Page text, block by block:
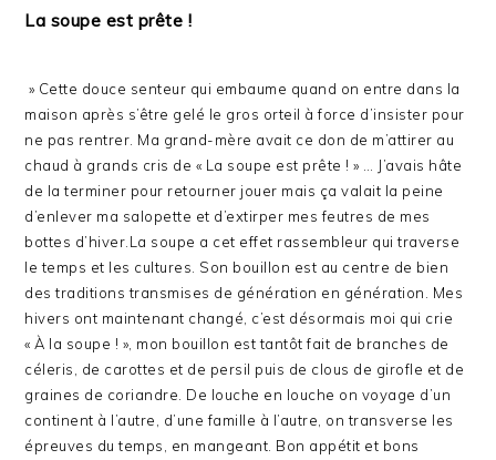
La soupe est prête !
» Cette douce senteur qui embaume quand on entre dans la
maison après s’être gelé le gros orteil à force d’insister pour
ne pas rentrer. Ma grand-mère avait ce don de m’attirer au
chaud à grands cris de « La soupe est prête ! » … J’avais hâte
de la terminer pour retourner jouer mais ça valait la peine
d’enlever ma salopette et d’extirper mes feutres de mes
bottes d’hiver. La soupe a cet effet rassembleur qui traverse
le temps et les cultures. Son bouillon est au centre de bien
des traditions transmises de génération en génération. Mes
hivers ont maintenant changé, c’est désormais moi qui crie
« À la soupe ! », mon bouillon est tantôt fait de branches de
céleris, de carottes et de persil puis de clous de girofle et de
graines de coriandre. De louche en louche on voyage d’un
continent à l’autre, d’une famille à l’autre, on transverse les
épreuves du temps, en mangeant. Bon appétit et bons